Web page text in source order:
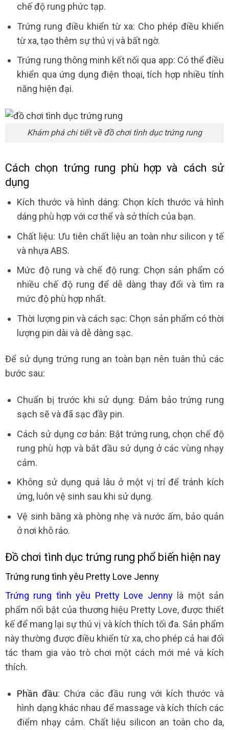
chế độ rung phức tạp.
Trứng rung điều khiển từ xa: Cho phép điều khiển
từ xa, tạo thêm sự thú vị và bất ngờ.
Trứng rung thông minh kết nối qua app: Có thể điều
khiển qua ứng dụng điện thoại, tích hợp nhiều tính
năng hiện đại.
Khám phá chi tiết về đồ chơi tình dục trứng rung
Cách chọn trứng rung phù hợp và cách sử
dụng
Kích thước và hình dáng: Chọn kích thước và hình
dáng phù hợp với cơ thể và sở thích của bạn.
Chất liệu: Ưu tiên chất liệu an toàn như silicon y tế
và nhựa ABS.
Mức độ rung và chế độ rung: Chọn sản phẩm có
nhiều chế độ rung để dễ dàng thay đổi và tìm ra
mức độ phù hợp nhất.
Thời lượng pin và cách sạc: Chọn sản phẩm có thời
lượng pin dài và dễ dàng sạc.
Để sử dụng trứng rung an toàn bạn nên tuân thủ các
bước sau:
Chuẩn bị trước khi sử dụng: Đảm bảo trứng rung
sạch sẽ và đã sạc đầy pin.
Cách sử dụng cơ bản: Bật trứng rung, chọn chế độ
rung phù hợp và bắt đầu sử dụng ở các vùng nhạy
cảm.
Không sử dụng quá lâu ở một vị trí để tránh kích
ứng, luôn vệ sinh sau khi sử dụng.
Vệ sinh bằng xà phòng nhẹ và nước ấm, bảo quản
ở nơi khô ráo.
Đồ chơi tình dục trứng rung phổ biến hiện nay
Trứng rung tình yêu Pretty Love Jenny
Trứng rung tình yêu Pretty Love Jennylà một sản
phẩm nổi bật của thương hiệu Pretty Love, được thiết
kế để mang lại sự thú vị và kích thích tối đa. Sản phẩm
này thường được điều khiển từ xa, cho phép cả hai đối
tác tham gia vào trò chơi một cách mới mẻ và kích
thích.
Phần đầu: Chứa các đầu rung với kích thước và
hình dạng khác nhau để massage và kích thích các
điểm nhạy cảm. Chất liệu silicon an toàn cho da,